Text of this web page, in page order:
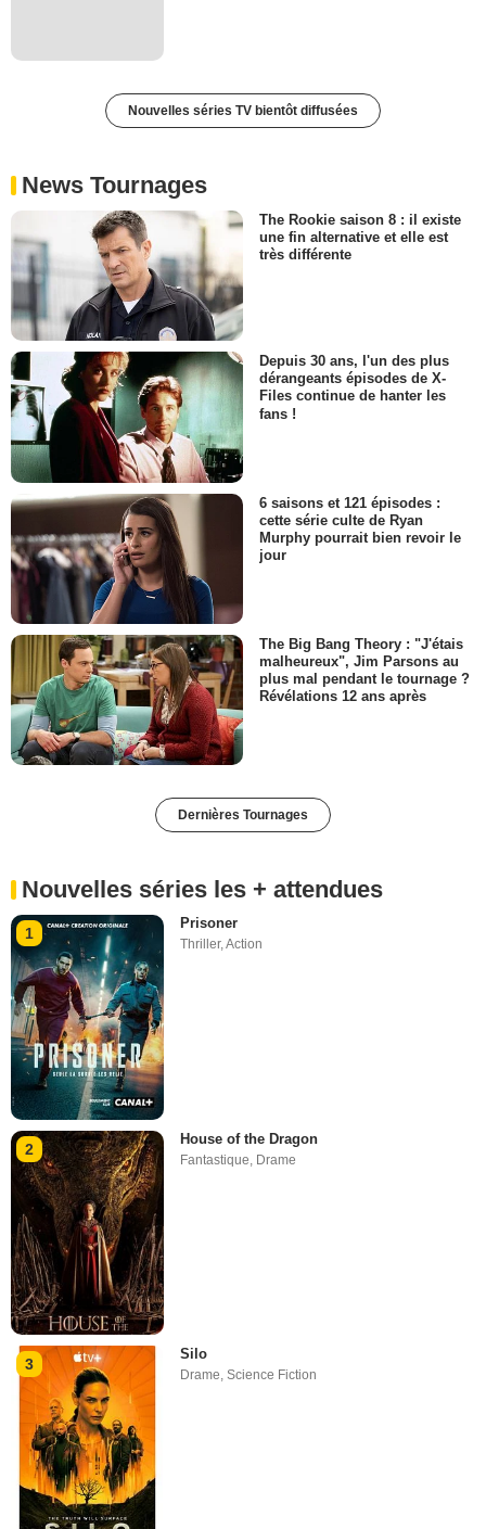
Nouvelles séries TV bientôt diffusées
News Tournages
The Rookie saison 8 : il existe
une fin alternative et elle est
très différente
Depuis 30 ans, l'un des plus
dérangeants épisodes de X-
Files continue de hanter les
fans !
6 saisons et 121 épisodes :
cette série culte de Ryan
Murphy pourrait bien revoir le
jour
The Big Bang Theory : "J'étais
malheureux", Jim Parsons au
plus mal pendant le tournage ?
Révélations 12 ans après
Dernières Tournages
Nouvelles séries les + attendues
1
Prisoner
Thriller,Action
2
House of the Dragon
Fantastique Drame
3
Silo
Drame,Science Fiction